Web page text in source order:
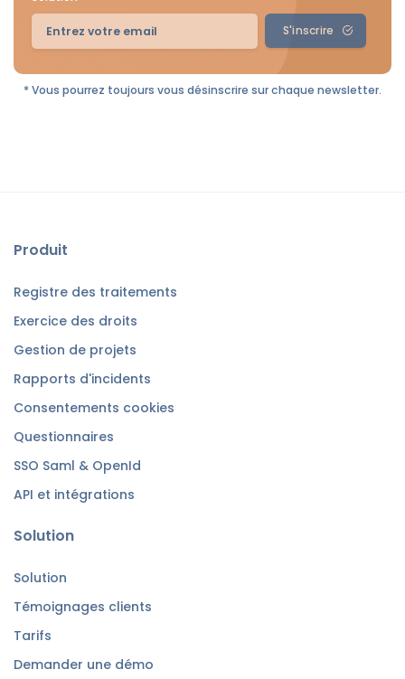
S'inscrire
* Vous pourrez toujours vous désinscrire sur chaque newsletter.
Produit
Registre des traitements
Exercice des droits
Gestion de projets
Rapports d'incidents
Consentements cookies
Questionnaires
SSO Saml & OpenId
API et intégrations
Solution
Solution
Témoignages clients
Tarifs
Demander une démo